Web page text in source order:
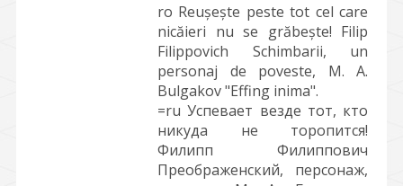
ro Reușește peste tot cel care
nicăieri nu se grăbește! Filip
Filippovich Schimbarii, un
personaj de poveste, M. A.
Bulgakov "Effing inima".
=ru Успевает везде тот, кто
никуда не торопится!
Филипп Филиппович
Преображенский, персонаж,